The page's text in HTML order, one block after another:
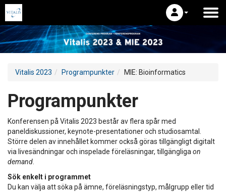
Vitalis 2023 Programpunkter MIE: Bioinformatics
Programpunkter
Konferensen på Vitalis 2023 består av flera spår med
paneldiskussioner, keynote-presentationer och studiosamtal.
Större delen av innehållet kommer också göras tillgängligt digitalt
via livesändningar och inspelade föreläsningar, tillgängliga on
demand
Sök enkelt i programmet
Du kan välja att söka på ämne, föreläsningstyp, målgrupp eller tid